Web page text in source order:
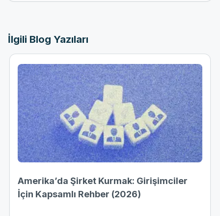
İlgili Blog Yazıları
Amerika’da Şirket Kurmak: Girişimciler
İçin Kapsamlı Rehber (2026)